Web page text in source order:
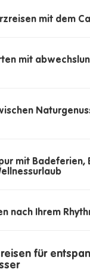
mit dem
mit
mit Badeferien,
nach Ihrem
für